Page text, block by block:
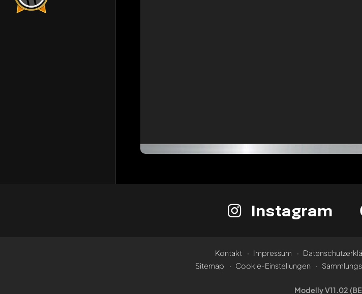
Instagram
Kontakt Impressum
Sitemap
Cookie-Einstellungen
Modelly V11.02